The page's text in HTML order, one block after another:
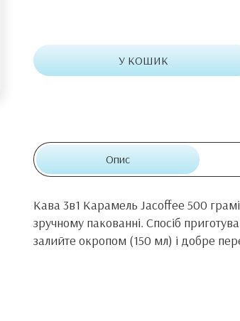
У КОШИК
Опис
Кава 3в1 Карамель Jacoffee 500
зручному пакованні. Спосіб
залийте окропом (150 мл) і добре